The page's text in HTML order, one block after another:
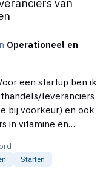
Operationeel en
leveranciers
bij voorkeur) en ook
in vitamine en
het samenstellen en
producten).
Starten